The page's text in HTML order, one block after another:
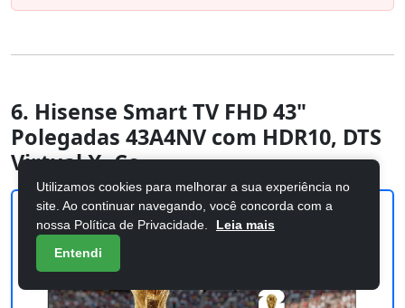
6. Hisense Smart TV FHD 43"
Polegadas 43A4NV com HDR10, DTS
Virtual X, Co
Utilizamos cookies para melhorar a sua experiência no
site. Ao continuar navegando, você concorda com a
nossa Política de Privacidade.
Leia mais
Entendi